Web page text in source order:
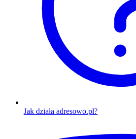
Jak działa adresowo.pl?